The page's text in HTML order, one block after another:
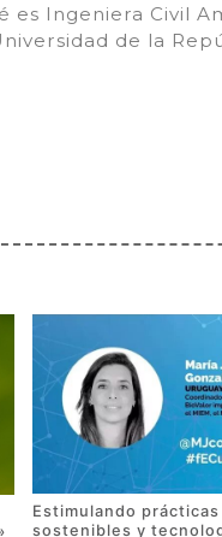
es Ingeniera Civil
de la
Estimulando
sostenibles y